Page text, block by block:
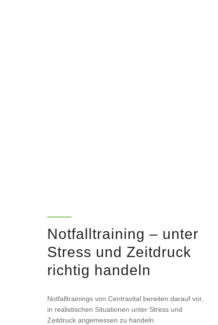
Notfalltraining – unter
Stress und Zeitdruck
richtig handeln
Notfalltrainings von Centravital bereiten darauf vor,
in realistischen Situationen unter Stress und
Zeitdruck angemessen zu handeln.